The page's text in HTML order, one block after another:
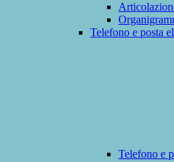
Telefono e posta
Telefono e